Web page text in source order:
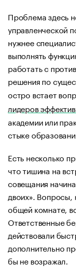
Проблема здесь
управленческой
нужнее
выполнять
работать с
решения по
остро встает
лидеров
академии или
стыке
Есть несколько
что тишина на
совещания
двоих». Вопросы,
общей комнате,
Ответственные
действовали
дополнительно
бы не возражал.